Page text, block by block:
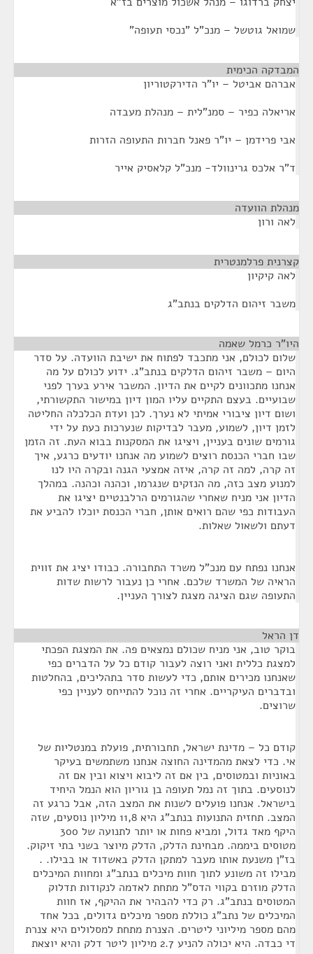
שמואל גוטשל – מנכ"ל "נכסי תעופה"
המבדקה הכימית
אברהם אביטל – יו"ר הדירקטוריון
אריאלה כפיר – סמנ"לית – מנהלת מעבדה
אבי פרידמן – יו"ר פאנל חברות התעופה הזרות
ד"ר אלכס גרינוולד- מנכ"ל קלאסיק אייר
מנהלת הוועדה
לאה ורון
קצרנית פרלמנטרית
לאה קיקיון
משבר זיהום הדלקים בנתב"ג
היו"ר כרמל שאמה
שלום לכולם, אני מתכבד לפתוח את ישיבת הוועדה. על סדר
היום – משבר זיהום הדלקים בנתב"ג. ידוע לכולם על מה
אנחנו מתכוונים לקיים את הדיון. המשבר אירע בערך לפני
שבועיים. בעצם התקיים עליו המון דיון במישור התקשורתי,
ושום דיון ציבורי אמיתי לא נערך. לכן ועדת הכלכלה החליטה
לזמן דיון, לשמוע, מעבר לבדיקות שנערכות כעת על ידי
גורמים שונים בעניין, ויציגו את המסקנות בבוא העת. זה הזמן
שבו חברי הכנסת רוצים לשמוע מה אנחנו יודעים כרגע, איך
זה קרה, למה זה קרה, איזה אמצעי הגנה ובקרה היו לנו
למנוע מצב כזה, מה הנזקים שנגרמו, וכהנה וכהנה. במהלך
הדיון אני מניח שאחרי שהגורמים הרלבנטיים יציגו את
העבודות כפי שהם רואים אותן, חברי הכנסת יוכלו להביע את
דעתם ולשאול שאלות.
אנחנו נפתח עם מנכ"ל משרד התחבורה. כבודו יציג את זווית
הראיה של המשרד שלכם. אחרי כן נעבור לרשות שדות
התעופה שגם הציגה מצגת לצורך העניין.
דן הראל
בוקר טוב, אני מניח שכולם נמצאים פה. את המצגת הפכתי
למצגת כללית ואני רוצה לעבור קודם כל על הדברים כפי
שאנחנו מכירים אותם, כדי לעשות סדר בתהליכים, בהחלטות
ובדברים העיקריים. אחרי זה נוכל להתייחס לעניין כפי
שרוצים.
קודם כל – מדינת ישראל, תחבורתית, פועלת במנטליות של
אי. כדי לצאת מהמדינה החוצה אנחנו משתמשים בעיקר
באוניות ובמטוסים, בין אם זה ליבוא ויצוא ובין אם זה
לנוסעים. בתוך זה נמל תעופה בן גוריון הוא הנמל היחיד
בישראל. אנחנו פועלים לשנות את המצב הזה, אבל כרגע זה
המצב. תחזית התנועות בנתב"ג היא 11,8 מיליון נוסעים, שזה
היקף מאד גדול, ומביא פחות או יותר לתנועה של 300
מטוסים ביממה. מבחינת הדלק, הדלק מיוצר בשני בתי זיקוק.
בז"ן משנעת אותו מעבר למתקן הדלק באשדוד או בבילו. .
מבילו זה משונע לתוך חוות מיכלים בנתב"ג ומחוות המיכלים
הדלק מוזרם בקווי הדס"ל מתחת לאדמה לנקודות תדלוק
המטוסים בנתב"ג. רק כדי להבהיר את ההיקף, אז חוות
המיכלים של נתב"ג כוללת מספר מיכלים גדולים, בכל אחד
מהם מספר מיליוני ליטרים. הצנרת מתחת למסלולים היא צנרת
די כבדה. היא יכולה להניע 2.7 מיליון ליטר דלק והיא יוצאת